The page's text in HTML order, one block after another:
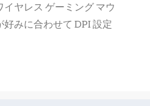
ヤレス ゲーミング マウ
好みに合わせて DPI 設定